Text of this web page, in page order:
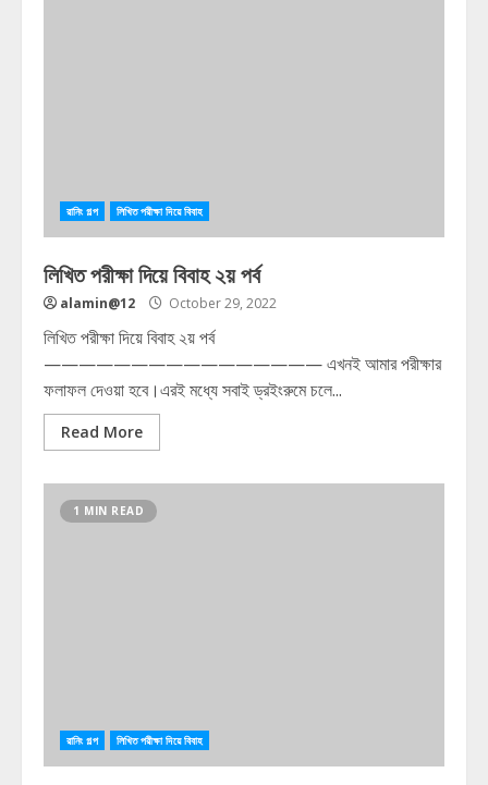
রানিং গল্প লিখিত পরীক্ষা দিয়ে বিবাহ
লিখিত পরীক্ষা দিয়ে বিবাহ ২য় পর্ব
alamin@12 October 29, 2022
লিখিত পরীক্ষা দিয়ে বিবাহ ২য় পর্ব
———————————————— এখনই আমার পরীক্ষার
ফলাফল দেওয়া হবে।এরই মধ্যে সবাই ড্রইংরুমে চলে...
Read More
1 MIN READ
রানিং গল্প লিখিত পরীক্ষা দিয়ে বিবাহ